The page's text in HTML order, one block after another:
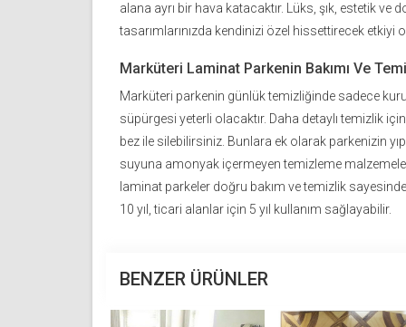
alana ayrı bir hava katacaktır. Lüks, şık, estetik ve
tasarımlarınızda kendinizi özel hissettirecek etkiyi
Marküteri Laminat Parkenin Bakımı Ve
Marküteri parkenin günlük temizliğinde sadece
süpürgesi yeterli olacaktır. Daha detaylı temizlik
bez ile silebilirsiniz. Bunlara ek olarak parkenizin
suyuna amonyak içermeyen temizleme
laminat parkeler doğru bakım ve temizlik
10 yıl, ticari alanlar için 5 yıl kullanım sağlayabilir.
BENZER ÜRÜNLER